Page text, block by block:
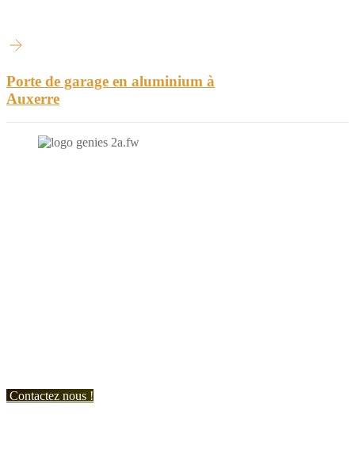
Porte de garage en aluminium à
Auxerre
Contactez nous !